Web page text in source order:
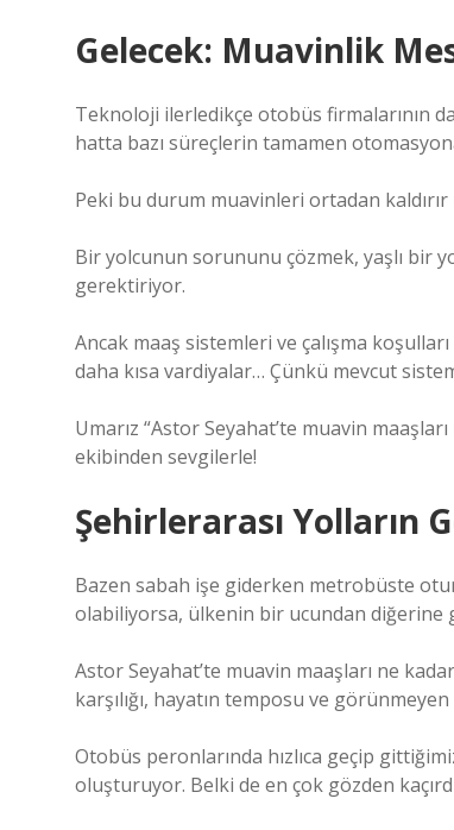
Gelecek: Muavinlik
Teknoloji ilerledikçe otobüs firmalarının
hatta bazı süreçlerin tamamen
Peki bu durum muavinleri ortadan kaldırır
Bir yolcunun sorununu çözmek, yaşlı bir
gerektiriyor.
Ancak maaş sistemleri ve çalışma
daha kısa vardiyalar… Çünkü mevcut
Umarız “Astor Seyahat’te muavin
ekibinden sevgilerle!
Şehirlerarası Yolların
Bazen sabah işe giderken metrobüste
olabiliyorsa, ülkenin bir ucundan
Astor Seyahat’te muavin maaşları ne
karşılığı, hayatın temposu ve
Otobüs peronlarında hızlıca geçip
oluşturuyor. Belki de en çok gözden